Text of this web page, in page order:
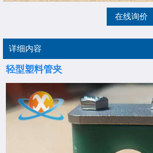
在线询价
详细内容
轻型塑料管夹